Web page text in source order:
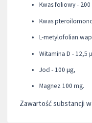
Kwas foliowy - 200
Kwas
L-metylofolian
Witamina D - 12,5
Jod - 100 μg,
Magnez 100 mg.
Zawartość substancji w